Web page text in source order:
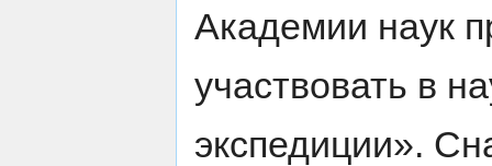
Академии наук
участвовать в
экспедиции».